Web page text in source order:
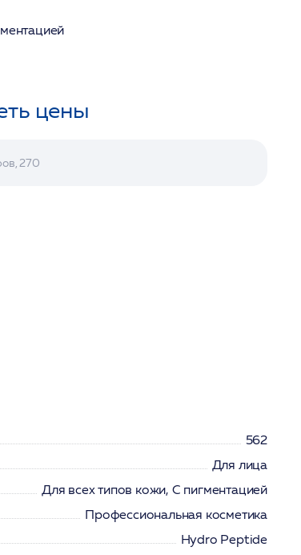
цены
270
562
Для лица
Для всех типов кожи, С пигментацией
Профессиональная косметика
Hydro Peptide